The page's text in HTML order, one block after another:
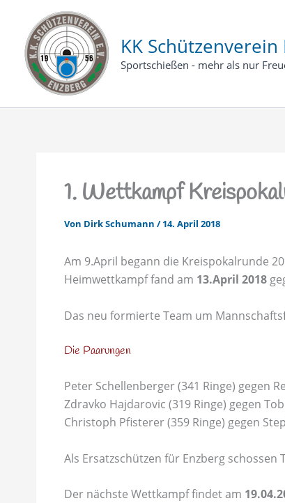
springen
KK Schützenverein
Sportschießen - mehr als nur
1. Wettkampf
Von Dirk Schumann /14. April 2018
Am 9.April begann die Kreispokalrunde
Heimwettkampf fand am 13.April 2018
Das neu formierte Team um
Die Paarungen
Peter Schellenberger (341 Ringe) gegen
Zdravko Hajdarovic (319 Ringe) gegen
Christoph Pfisterer (359 Ringe) gegen
Als Ersatzschützen für Enzberg schossen
Der nächste Wettkampf findet am